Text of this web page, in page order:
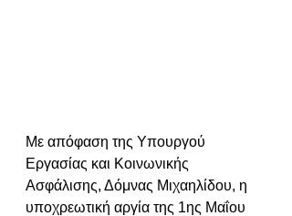
Με απόφαση της Υπουργού
Εργασίας και Κοινωνικής
Ασφάλισης, Δόμνας Μιχαηλίδου, η
υποχρεωτική αργία της 1ης Μαΐου